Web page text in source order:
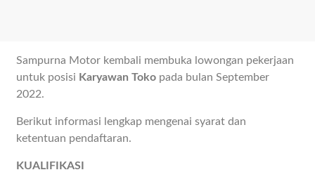
Sampurna Motor kembali membuka lowongan pekerjaan
untuk posisi Karyawan Toko pada bulan September
2022.
Berikut informasi lengkap mengenai syarat dan
ketentuan pendaftaran.
KUALIFIKASI